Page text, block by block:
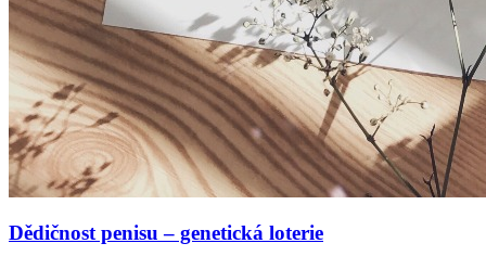
Dědičnost penisu – genetická loterie